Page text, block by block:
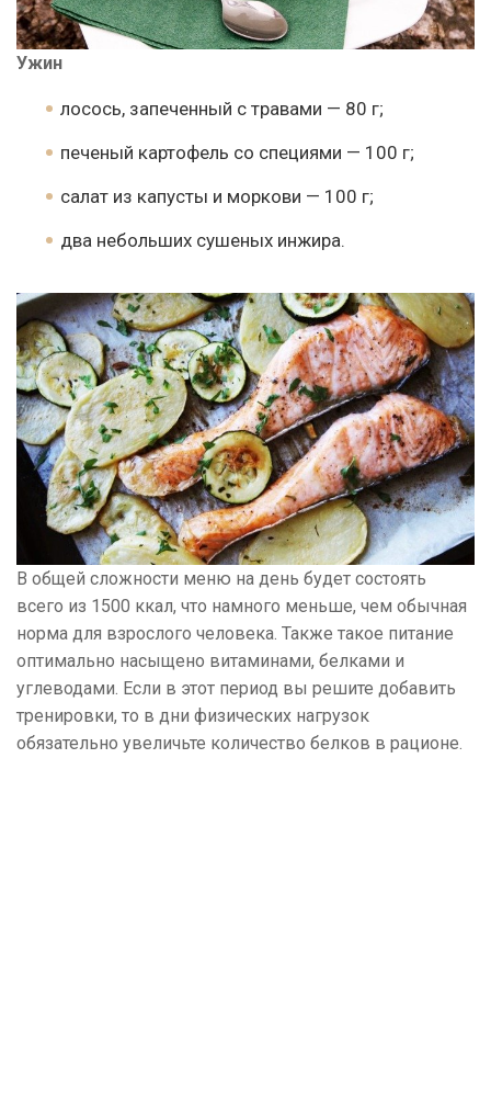
Ужин
лосось, запеченный с травами — 80 г;
печеный картофель со специями — 100 г;
салат из капусты и моркови — 100 г;
два небольших сушеных инжира.
В общей сложности меню на день будет состоять
всего из 1500 ккал, что намного меньше, чем обычная
норма для взрослого человека. Также такое питание
оптимально насыщено витаминами, белками и
углеводами. Если в этот период вы решите добавить
тренировки, то в дни физических нагрузок
обязательно увеличьте количество белков в рационе.